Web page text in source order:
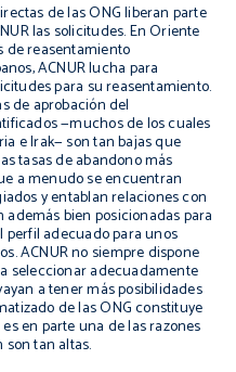
de las ONG liberan parte
las solicitudes. En Oriente
de reasentamiento
ACNUR lucha para
para su reasentamiento.
de aprobación del
—muchos de los cuales
e Irak— son tan bajas que
tasas de abandono más
a menudo se encuentran
y entablan relaciones con
bien posicionadas para
adecuado para unos
ACNUR no siempre dispone
seleccionar adecuadamente
a tener más posibilidades
de las ONG constituye
en parte una de las razones
tan altas.